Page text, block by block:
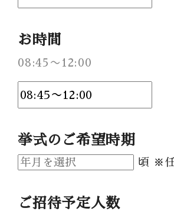
ギャラリー
アクセス
紹介キャンペーン
成約者サイト
お時間
08:45〜12:00
挙式のご希望時期
頃 ※
ご招待予定人数